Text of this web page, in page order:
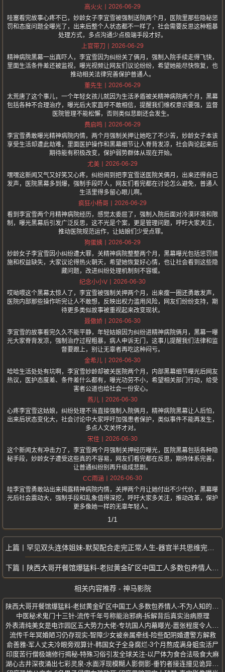
高火火
2026-06-29
哇塞看完故事心疼不已，妙龄女子李宜雪被强制送院两个月，医院里那些隐秘惩
罚和态度问题全曝光了，出来后整个人状态都不一样了，社会需要反思这种粗暴
处理方式，多点沟通少点极端手段才好。
上官带刀
2026-06-29
精神病院黑幕一出真吓人，李宜雪因为纠纷关了俩月，强制入院手续走得飞快，
里面生活条件差还被监视，曝光视频让网友们议论纷纷，希望她能尽快恢复，也
推动相关法律完善保护普通人。
董先生
2026-06-29
太荒唐了这个事儿，一个年轻女孩儿就因为生活矛盾被关精神病院两个月，黑幕
包括各种不合理治疗，曝光后大家直呼不敢相信，提醒我们维权意识要强，监督
医院管理不能松懈，否则类似悲剧还会发生。
费启鸣
2026-06-29
李宜雪勇敢曝光精神病院内情，两个月强制关押让她吃了不少苦，妙龄女子本该
享受生活却遭此劫难，里面医护操作和黑幕细节让人脊背发凉，社会舆论起来后
期待能有积极改变，保护弱势群体从现在开始。
尤美
2026-06-29
嘿嘿这新闻又气又好笑又心疼，纠纷闹到把李宜雪送医院关俩月，出来还得自己
发声，医院黑幕多到爆，强制手段吓人，网友们看完都在讨论怎么避免，普通人
生活里得多留心眼儿啊。
疯狂小杨哥
2026-06-29
看到李宜雪两个月精神病院经历，感觉太委屈了，强制入院后面对冷漠环境和限
制，曝光黑幕后引发广泛反思，这不光是个案，更是管理问题，呼吁大家关注，
推动医院规范运作，让姑娘们少受点罪。
狗蛋姨
2026-06-29
妙龄女子李宜雪因小纠纷遭大罪，关精神病院整整两个月，黑幕曝光包括惩罚措
施和权益缺失，大家议论得热火朝天，希望她恢复好心情，也让社会看到这些隐
藏问题，改进纠纷处理机制刻不容缓。
纪念小小V
2026-06-30
哎呦喂这个黑幕太惊人了，李宜雪被强制关押两个月，出来瘦一圈还勇敢发声，
医院内部那些操作听完让人不敢想，反映出权力滥用风险，网友们纷纷支持，期
待更多类似故事被重视起来改变现状。
聂傲娇
2026-06-30
李宜雪的故事看完久久不能平静，年轻姑娘因为纠纷进精神病院俩月，黑幕一曝
光大家脊背发凉，强制治疗过程粗暴，病人申诉无门，这事儿提醒我们法律和监
督要跟上，别让无辜者再吃这种闷亏。
金希儿
2026-06-30
哈哈生活处处有坑啊，李宜雪妙龄却被关医院两个月，内部黑幕细节曝光后网友
热议，医护态度差、条件差什么都有，曝光功劳不小，希望相关部门行动，给受
害者公道也给社会一份安心。
燕儿
2026-06-30
心疼李宜雪这姑娘，纠纷处理不当直接强制入院俩月，精神病院黑幕让人后怕，
出来后状态变化大，社会讨论中大家呼吁加强患者保护，类似事件不能再发生，
多点人文关怀才对。
宋佳
2026-06-30
这个新闻太有冲击力了，李宜雪两个月强制关押经历曝光，医院黑幕包括各种隐
秘手段，妙龄女子遭受这些真的不容易，网友们看完都在反思，期待体系完善，
让普通纠纷别再升级成悲剧。
CC雨涵
2026-06-30
哇李宜雪勇敢站出来揭露精神病院内情，关押两个月让她付出不少代价，黑幕曝
光后社会震动大，强制手段和乱象值得深挖，呼吁大家多关注，推动改革，保护
更多像她一样的无辜年轻人。
1/1
罕见双头连体姐妹-默契配合走完正常人生-器官半共思维完全独立
陕西大哥开餐馆爆猛料-老挝黄金矿区中国工人多数包养情人-不为人知的故事
相关内容推荐 - 神马影院
中医秘术鬼门十三针-流传千年号称能治邪病-拆解背后真实治病原理
流传千年冥婚陋习仍存现实-智障少女被亲属牵线-险些配阴婚遭警方解救
俞善雅-军人丈夫冷眼旁观算计-韩国女子全身腐烂-3个月熬成满身蛆虫活尸
印度苦行僧极端修行揭秘-特殊习俗引发全球关注-以尸体为食合法吸食大麻